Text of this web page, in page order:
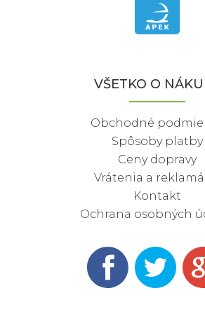
VŠETKO O
Obchodné
Spôsoby platby
Ceny dopravy
Vrátenia a
Kontakt
Ochrana osobných